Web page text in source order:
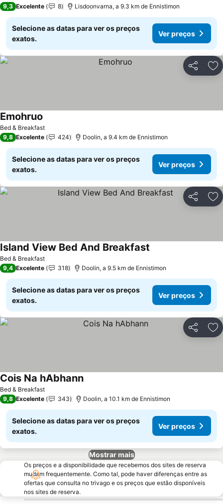
9,3 Excelente 8 Lisdoonvarna, a 9.3 km de Ennistimon
Selecione as datas para ver os preços
exatos.
Ver preços
Partilhar
Bed & Breakfast
Emohruo
9,8 Excelente 424 Doolin, a 9.4 km de Ennistimon
Selecione as datas para ver os preços
exatos.
Ver preços
Partilhar
Bed & Breakfast
Island View Bed And Breakfast
9,4 Excelente 318 Doolin, a 9.5 km de Ennistimon
Selecione as datas para ver os preços
exatos.
Ver preços
Partilhar
Bed & Breakfast
Cois Na hAbhann
9,8 Excelente 343 Doolin, a 10.1 km de Ennistimon
Selecione as datas para ver os preços
exatos.
Ver preços
Mostrar mais
Os preços e a disponibilidade que recebemos dos sites de reserva
mudam frequentemente. Como tal, pode haver diferenças entre as
ofertas que consulta no trivago e os preços que estão disponíveis
nos sites de reserva.